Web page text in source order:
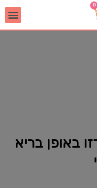
באופן בריא